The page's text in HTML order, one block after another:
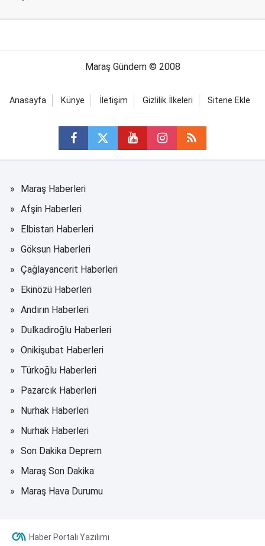
Maraş Gündem © 2008
Anasayfa Künye İletişim Gizlilik İlkeleri Sitene Ekle
Maraş Haberleri
Afşin Haberleri
Elbistan Haberleri
Göksun Haberleri
Çağlayancerit Haberleri
Ekinözü Haberleri
Andırın Haberleri
Dulkadiroğlu Haberleri
Onikişubat Haberleri
Türkoğlu Haberleri
Pazarcık Haberleri
Nurhak Haberleri
Nurhak Haberleri
Son Dakika Deprem
Maraş Son Dakika
Maraş Hava Durumu
Haber Portalı Yazılımı